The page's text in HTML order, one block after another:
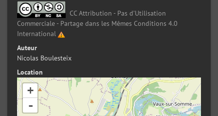
CC Attribution - Pas d’Utilisation
Commerciale - Partage dans les Mêmes Conditions 4.0
International
Auteur
Nicolas Boulesteix
Location
+
-